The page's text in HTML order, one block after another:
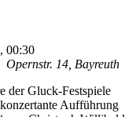
00:30
Opern­str. 14, Bayreuth
der Gluck-Fest­spie­le
Auf­füh­rung